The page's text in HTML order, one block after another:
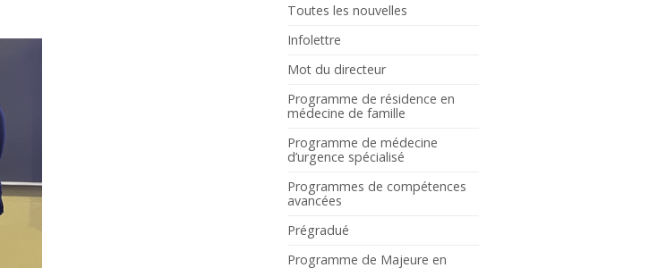
Toutes les nouvelles
Infolettre
Mot du directeur
Programme de résidence en
médecine de famille
Programme de médecine
d’urgence spécialisé
Programmes de compétences
avancées
Prégradué
Programme de Majeure en